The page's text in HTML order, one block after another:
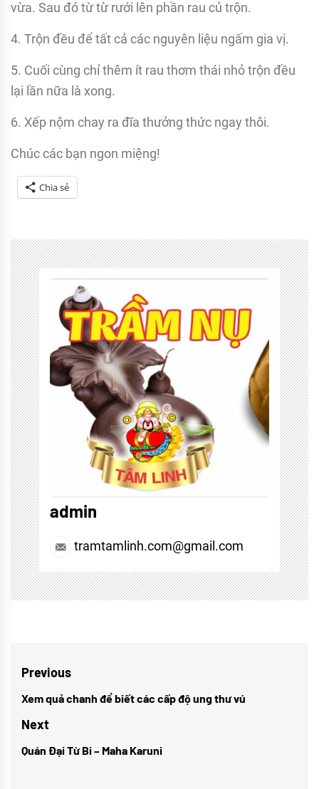
vừa. Sau đó từ từ rưới lên phần rau củ trộn.
4. Trộn đều để tất cả các nguyên liệu ngấm gia vị.
5. Cuối cùng chỉ thêm ít rau thơm thái nhỏ trộn đều
lại lần nữa là xong.
6. Xếp nộm chay ra đĩa thưởng thức ngay thôi.
Chúc các bạn ngon miệng!
Chia sẻ
lời
hay
admin
tramtamlinh.com@gmail.com
Điều
hướng
bài
viết
Previous
Previous
post:
Xem quả chanh để biết các cấp độ ung thư vú
Next
Next
Quán Đại Từ Bi – Maha Karuni